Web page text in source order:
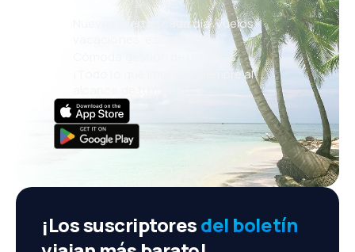
Nuevas ofertas cada día: vuelos,
vacaciones, escapadas
Cómoda gestión de reservas
¡Todo lo que importa, siempre al
¡Los suscriptoresdel boletín